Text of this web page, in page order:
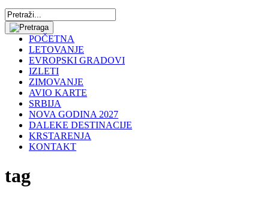
POČETNA
LETOVANJE
EVROPSKI GRADOVI
IZLETI
ZIMOVANJE
AVIO KARTE
SRBIJA
NOVA GODINA 2027
DALEKE DESTINACIJE
KRSTARENJA
KONTAKT
tag